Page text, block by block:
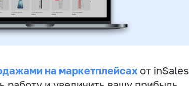
на маркетплейсах от inSales